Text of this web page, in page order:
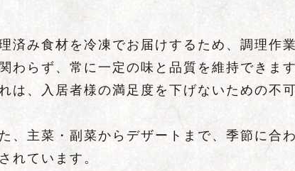
済み食材を冷凍でお届けするため、調理作
わらず、常に一定の味と品質を維持できます
は、入居者様の満足度を下げないための不
、主菜・副菜からデザートまで、季節に合
れています。